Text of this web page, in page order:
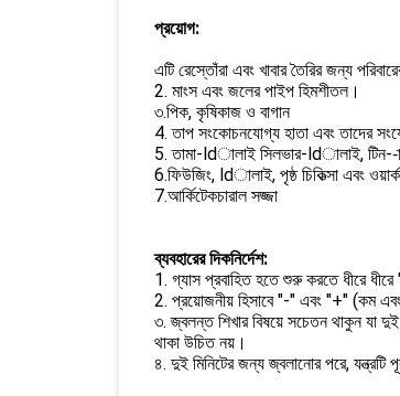
প্রয়োগ:
এটি রেস্তোঁরা এবং খাবার তৈরির জন্য
2. মাংস এবং জলের পাইপ হিমশীতল।
৩.পিক, কৃষিকাজ ও বাগান
4. তাপ সংকোচনযোগ্য হাতা এবং তাদের
5. তামা-ldালাই সিলভার-ldালাই, টিন--
6.ফিউজিং, ldালাই, পৃষ্ঠ চিকিত্সা এবং
7.আর্কিটেকচারাল সজ্জা
ব্যবহারের দিকনির্দেশ:
1. গ্যাস প্রবাহিত হতে শুরু করতে ধীরে ধীরে
2. প্রয়োজনীয় হিসাবে "-" এবং "+" (কম
৩. জ্বলন্ত শিখার বিষয়ে সচেতন থাকুন যা
থাকা উচিত নয়।
৪. দুই মিনিটের জন্য জ্বলানোর পরে, যন্ত্রটি